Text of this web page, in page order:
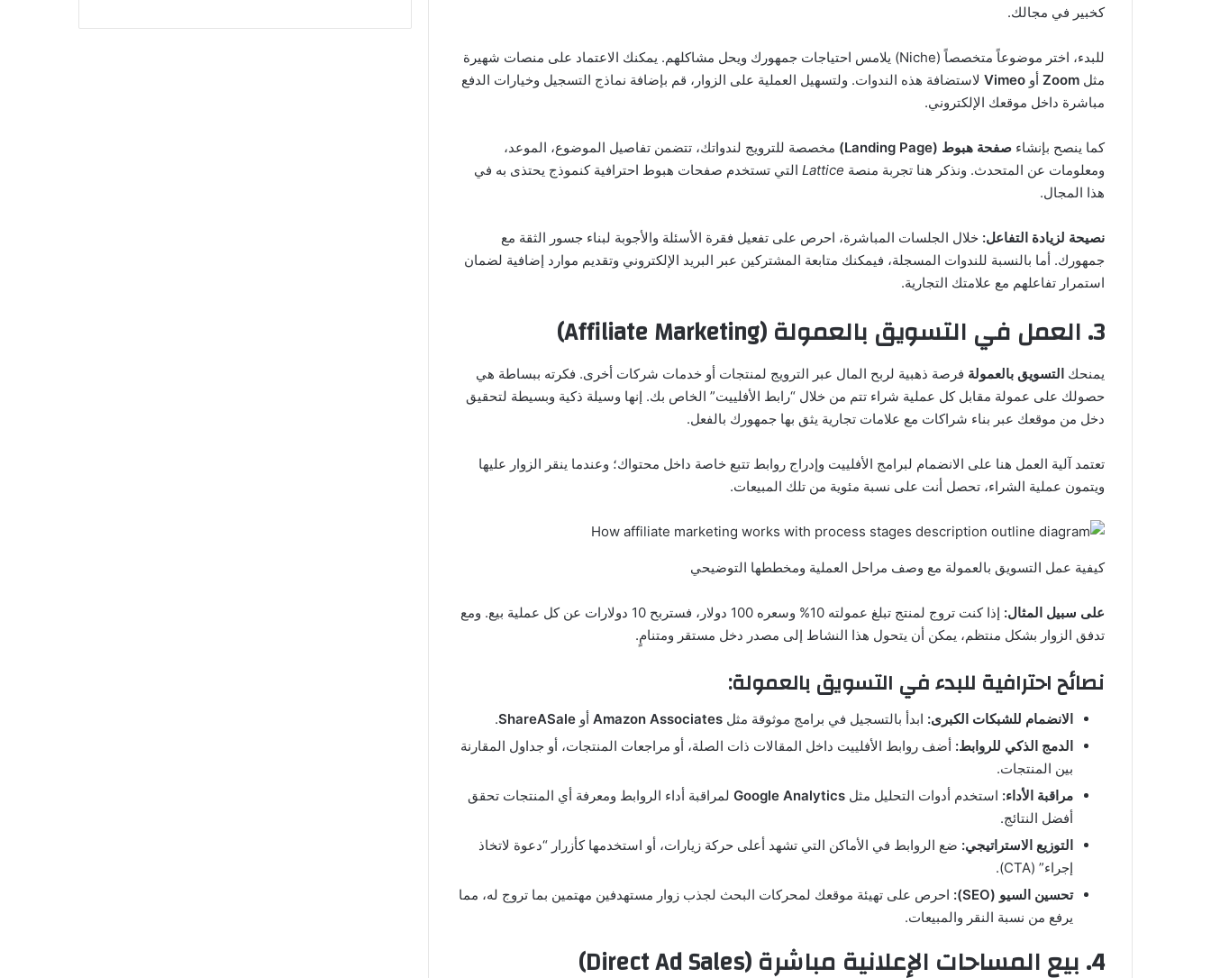
كخبير في مجالك.
للبدء، اختر موضوعاً متخصصاً (Niche) يلامس احتياجات جمهورك ويحل مشاكلهم. يمكنك الاعتماد على منصات شهيرة
مثل Zoom أو Vimeo لاستضافة هذه الندوات. ولتسهيل العملية على الزوار، قم بإضافة نماذج التسجيل وخيارات الدفع
مباشرة داخل موقعك الإلكتروني.
كما ينصح بإنشاء صفحة هبوط (Landing Page)
مخصصة للترويج لندواتك، تتضمن تفاصيل الموضوع، الموعد،
ومعلومات عن المتحدث. ونذكر هنا تجربة منصة Lattice التي تستخدم صفحات هبوط احترافية كنموذج يحتذى به في
هذا المجال.
نصيحة لزيادة التفاعل: خلال الجلسات المباشرة، احرص على تفعيل فقرة الأسئلة والأجوبة لبناء جسور الثقة مع
جمهورك. أما بالنسبة للندوات المسجلة، فيمكنك متابعة المشتركين عبر البريد الإلكتروني وتقديم موارد إضافية لضمان
استمرار تفاعلهم مع علامتك التجارية.
3. العمل في التسويق بالعمولة (Affiliate Marketing)
يمنحك التسويق بالعمولة فرصة ذهبية لربح المال عبر الترويج لمنتجات أو خدمات شركات أخرى. فكرته ببساطة هي
حصولك على عمولة مقابل كل عملية شراء تتم من خلال “رابط الأفلييت” الخاص بك. إنها وسيلة ذكية وبسيطة لتحقيق
دخل من موقعك عبر بناء شراكات مع علامات تجارية يثق بها جمهورك بالفعل.
تعتمد آلية العمل هنا على الانضمام لبرامج الأفلييت وإدراج روابط تتبع خاصة داخل محتواك؛ وعندما ينقر الزوار عليها
ويتمون عملية الشراء، تحصل أنت على نسبة مئوية من تلك المبيعات.
كيفية عمل التسويق بالعمولة مع وصف مراحل العملية ومخططها التوضيحي
على سبيل المثال:
إذا كنت تروج لمنتج تبلغ عمولته 10% وسعره 100 دولار، فستربح 10 دولارات عن كل عملية بيع. ومع
تدفق الزوار بشكل منتظم، يمكن أن يتحول هذا النشاط إلى مصدر دخل مستقر ومتنامٍ.
نصائح احترافية للبدء في التسويق بالعمولة:
الانضمام للشبكات الكبرى: ابدأ بالتسجيل في برامج موثوقة مثل Amazon Associates أو ShareASale
.
الدمج الذكي للروابط: أضف روابط الأفلييت داخل المقالات ذات الصلة، أو مراجعات المنتجات، أو جداول المقارنة
بين المنتجات.
مراقبة الأداء: استخدم أدوات التحليل مثل Google Analytics لمراقبة أداء الروابط ومعرفة أي المنتجات تحقق
أفضل النتائج.
التوزيع الاستراتيجي: ضع الروابط في الأماكن التي تشهد أعلى حركة زيارات، أو استخدمها كأزرار “دعوة لاتخاذ
إجراء” (CTA).
تحسين السيو (SEO):
احرص على تهيئة موقعك لمحركات البحث لجذب زوار مستهدفين مهتمين بما تروج له، مما
يرفع من نسبة النقر والمبيعات.
4. بيع المساحات الإعلانية مباشرة (Direct Ad Sales)